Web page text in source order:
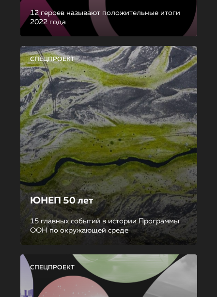
12 героев называют положительные итоги
2022 года
СПЕЦПРОЕКТ
ЮНЕП 50 лет
15 главных событий в истории Программы
ООН по окружающей среде
СПЕЦПРОЕКТ